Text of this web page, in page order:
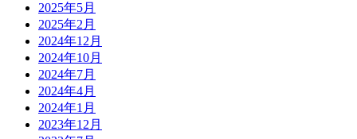
2025年5月
2025年2月
2024年12月
2024年10月
2024年7月
2024年4月
2024年1月
2023年12月